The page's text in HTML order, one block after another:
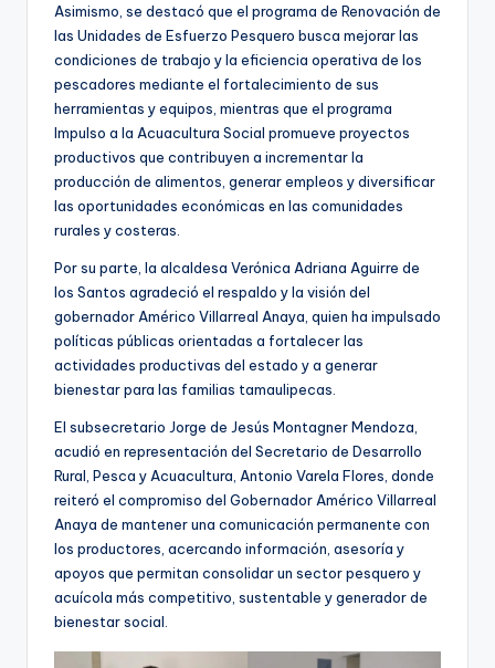
Asimismo, se destacó que el programa de Renovación de
las Unidades de Esfuerzo Pesquero busca mejorar las
condiciones de trabajo y la eficiencia operativa de los
pescadores mediante el fortalecimiento de sus
herramientas y equipos, mientras que el programa
Impulso a la Acuacultura Social promueve proyectos
productivos que contribuyen a incrementar la
producción de alimentos, generar empleos y diversificar
las oportunidades económicas en las comunidades
rurales y costeras.
Por su parte, la alcaldesa Verónica Adriana Aguirre de
los Santos agradeció el respaldo y la visión del
gobernador Américo Villarreal Anaya, quien ha impulsado
políticas públicas orientadas a fortalecer las
actividades productivas del estado y a generar
bienestar para las familias tamaulipecas.
El subsecretario Jorge de Jesús Montagner Mendoza,
acudió en representación del Secretario de Desarrollo
Rural, Pesca y Acuacultura, Antonio Varela Flores, donde
reiteró el compromiso del Gobernador Américo Villarreal
Anaya de mantener una comunicación permanente con
los productores, acercando información, asesoría y
apoyos que permitan consolidar un sector pesquero y
acuícola más competitivo, sustentable y generador de
bienestar social.